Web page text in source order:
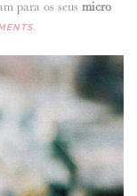
para os seus micro
.